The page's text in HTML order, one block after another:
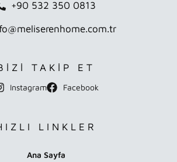
+90 532 350 0813
TAKİP ET
Instagram Facebook
LINKLER
Ana Sayfa